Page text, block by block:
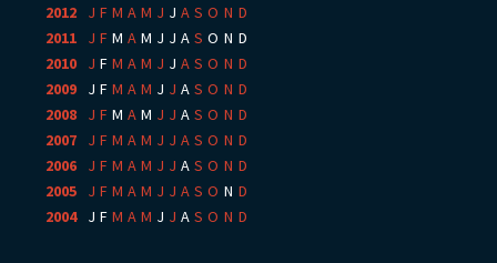
2012
J F M A M J J A S O N D
2011
J F M A M J J A S O N D
2010
J F M A M J J A S O N D
2009
J F M A M J J A S O N D
2008
J F M A M J J A S O N D
2007
J F M A M J J A S O N D
2006
J F M A M J J A S O N D
2005
J F M A M J J A S O N D
2004: J F M A M J J A S O N D